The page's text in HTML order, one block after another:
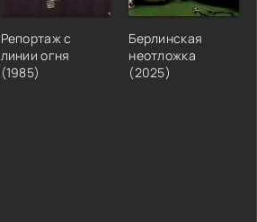
Репортаж с
линии огня
(1985)
Берлинская
неотложка
(2025)